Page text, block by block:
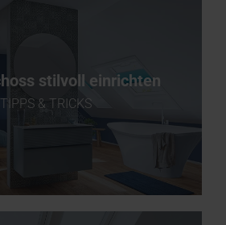
stilvoll einrichten
TIPPS & TRICKS